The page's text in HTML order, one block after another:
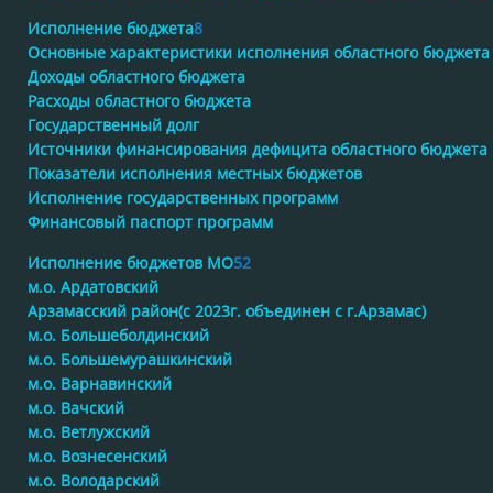
Исполнение бюджета8
Основные характеристики исполнения областного бюджета
Доходы областного бюджета
Расходы областного бюджета
Государственный долг
Источники финансирования дефицита областного бюджета
Показатели исполнения местных бюджетов
Исполнение государственных программ
Финансовый паспорт программ
Исполнение бюджетов МО52
м.о. Ардатовский
Арзамасский район(с 2023г. объединен с г.Арзамас)
м.о. Большеболдинский
м.о. Большемурашкинский
м.о. Варнавинский
м.о. Вачский
м.о. Ветлужский
м.о. Вознесенский
м.о. Володарский